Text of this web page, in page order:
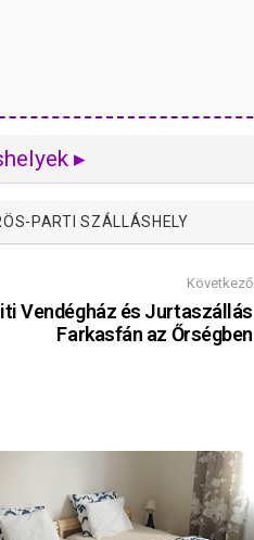
▸
PARTI SZÁLLÁSHELY
Következő
Vendégház és Jurtaszállás
Farkasfán az Őrségben